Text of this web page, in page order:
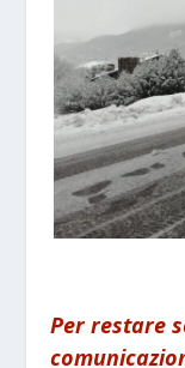
Per restare